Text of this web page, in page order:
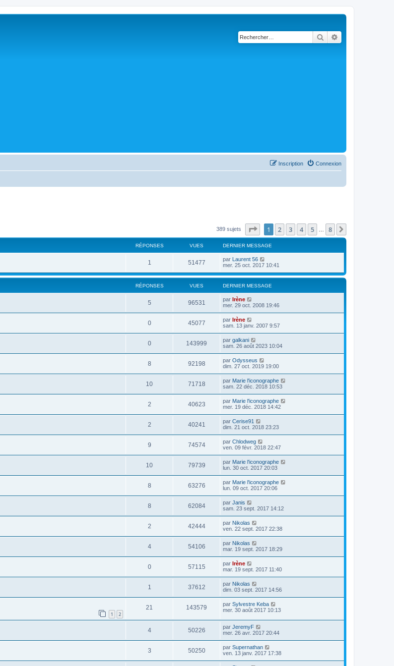
Rechercher
Connexion
Inscription
389 sujets Page sur8
1 2 3 4 5 8
RÉPONSES VUES DERNIER MESSAGE
1 51477 par Laurent 56
mer. 25 oct. 2017 10:41
RÉPONSES VUES DERNIER MESSAGE
5 96531 par Irène
mer. 29 oct. 2008 19:46
0 45077 par Irène
sam. 13 janv. 2007 9:57
0 143999 par galkani
sam. 26 août 2023 10:04
8 92198 par Odysseus
dim. 27 oct. 2019 19:00
10 71718 par Marie l'iconographe
sam. 22 déc. 2018 10:53
2 40623 par Marie l'iconographe
mer. 19 déc. 2018 14:42
2 40241 par Cerise91
dim. 21 oct. 2018 23:23
9 74574 par Chlodweg
ven. 09 févr. 2018 22:47
10 79739 par Marie l'iconographe
lun. 30 oct. 2017 20:03
8 63276 par Marie l'iconographe
lun. 09 oct. 2017 20:06
8 62084 par Janis
sam. 23 sept. 2017 14:12
2 42444 par Nikolas
ven. 22 sept. 2017 22:38
4 54106 par Nikolas
mar. 19 sept. 2017 18:29
0 57115 par Irène
mar. 19 sept. 2017 11:40
1 37612 par Nikolas
dim. 03 sept. 2017 14:56
1 2
21 143579 par Sylvestre Keba
mer. 30 août 2017 10:13
4 50226 par JeremyF
mer. 26 avr. 2017 20:44
3 50250 par Supernathan
ven. 13 janv. 2017 17:38